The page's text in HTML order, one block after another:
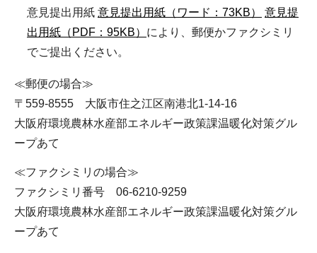
意見提出用紙 意見提出用紙（ワード：73KB）
意見提
出用紙（PDF：95KB） により、郵便かファクシミリ
でご提出ください。
≪郵便の場合≫
〒559-8555 大阪市住之江区南港北1-14-16
大阪府環境農林水産部エネルギー政策課温暖化対策グル
ープあて
≪ファクシミリの場合≫
ファクシミリ番号 06-6210-9259
大阪府環境農林水産部エネルギー政策課温暖化対策グル
ープあて